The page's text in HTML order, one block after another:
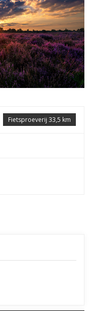
Fietsproeverij 33,5 km